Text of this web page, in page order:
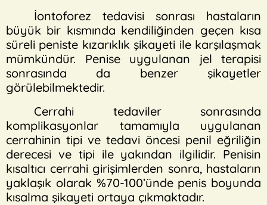
İontoforez tedavisi sonrası hastaların
büyük bir kısmında kendiliğinden geçen kısa
süreli peniste kızarıklık şikayeti ile karşılaşmak
mümkündür. Penise uygulanan jel terapisi
sonrasında da benzer şikayetler
görülebilmektedir.
Cerrahi tedaviler sonrasında
komplikasyonlar tamamıyla uygulanan
cerrahinin tipi ve tedavi öncesi penil eğriliğin
derecesi ve tipi ile yakından ilgilidir. Penisin
kısaltıcı cerrahi girişimlerden sonra, hastaların
yaklaşık olarak %70-100’ünde penis boyunda
kısalma şikayeti ortaya çıkmaktadır.